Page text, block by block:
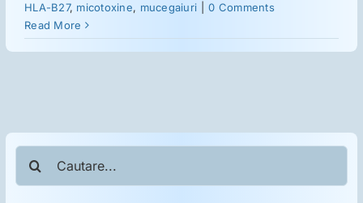
Oncologie
Antipsihiatrie
Psihoterapie
HLA-B27, micotoxine, mucegaiuri
0 Comments
Read More